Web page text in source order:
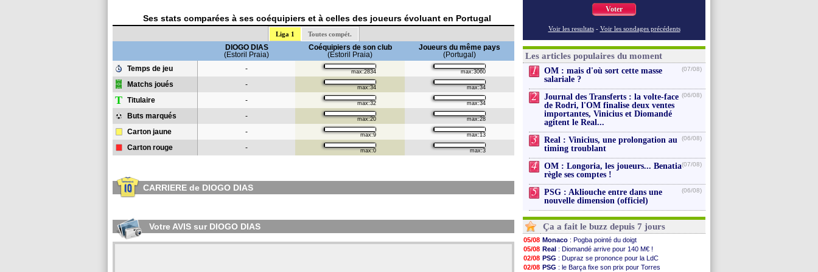
Ses stats comparées à ses coéquipiers et à celles des joueurs évoluant en Portugal
Liga 1 Toutes compét.
DIOGO DIAS
(Estoril Praia)
Coéquipiers de son club
(Estoril Praia)
Joueurs du même pays
(Portugal)
Temps de jeu
- max:2834 max:3060
Matchs joués - max:34 max:34
T Titulaire - max:32 max:34
Buts marqués - max:20 max:28
Carton jaune - max:9 max:13
Carton rouge - max:0 max:3
CARRIERE de DIOGO DIAS
Votre AVIS sur DIOGO DIAS
Voter
Voir les resultats - Voir les sondages précédents
Les articles populaires du moment
1
OM : mais d'où sort cette masse
salariale ?
(07/08)
2
Journal des Transferts : la volte-face
de Rodri, l'OM finalise deux ventes
importantes, Vinicius et Diomandé
agitent le Real...
(06/08)
3
Real : Vinicius, une prolongation au
timing troublant
(06/08)
4
OM : Longoria, les joueurs... Benatia
règle ses comptes !
(07/08)
5
PSG : Akliouche entre dans une
nouvelle dimension (officiel)
(06/08)
Ça a fait le buzz depuis 7 jours
05/08 Monaco : Pogba pointé du doigt
05/08 Real : Diomandé arrive pour 140 M€ !
02/08 PSG : Dupraz se prononce pour la LdC
02/08 PSG : le Barça fixe son prix pour Torres